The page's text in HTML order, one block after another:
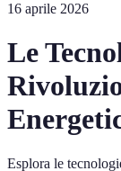
16 aprile 2026
Le
Esplora le